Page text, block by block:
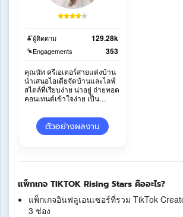
ผู้ติดตาม 129.28k
Engagements 353
คุณนัท ครีเอเตอร์สายแต่งบ้าน
นำเสนอไอเดียจัดบ้านและไลฟ์
สไตล์ที่เรียบง่าย น่าอยู่ ถ่ายทอด
คอนเทนต์เข้าใจง่าย เป็น
ได้อย่างกลมกล
ตัวอย่างผลงาน
แพ็กเกจ TIKTOK Rising Stars คืออะไร?
แพ็กเกจอินฟลูเอนเซอร์ที่รวม TikTok
3 ช่อง